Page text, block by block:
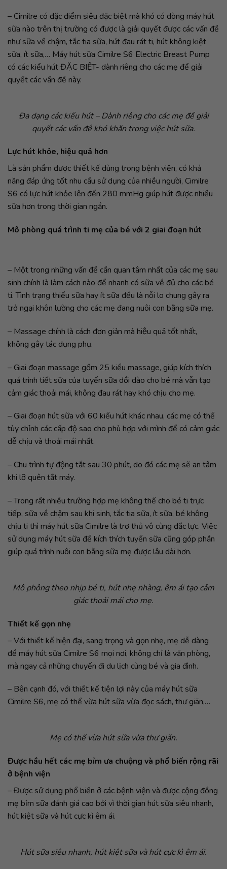
– Cimilre có đặc điểm siêu đặc biệt mà khó có dòng máy hút
sữa nào trên thị trường có được là giải quyết được các vấn đề
như sữa về chậm, tắc tia sữa, hút đau rát ti, hút không kiệt
sữa, ít sữa,… Máy hút sữa Cimilre S6 Electric Breast Pump
có các kiểu hút ĐẶC BIỆT- dành riêng cho các mẹ để giải
quyết các vấn đề này.
Đa dạng các kiểu hút – Dành riêng cho các mẹ để giải
quyết các vấn đề khó khăn trong việc hút sữa.
Lực hút khỏe, hiệu quả hơn
Là sản phẩm được thiết kế dùng trong bệnh viện, có khả
năng đáp ứng tốt nhu cầu sử dụng của nhiều người, Cimilre
S6 có lực hút khỏe lên đến 280 mmHg giúp hút được nhiều
sữa hơn trong thời gian ngắn.
Mô phòng quá trình ti mẹ của bé với 2 giai đoạn hút
– Một trong những vấn đề cần quan tâm nhất của các mẹ sau
sinh chính là làm cách nào để nhanh có sữa về đủ cho các bé
ti. Tình trạng thiếu sữa hay ít sữa đều là nỗi lo chung gây ra
trở ngại khôn lường cho các mẹ đang nuôi con bằng sữa mẹ.
– Massage chính là cách đơn giản mà hiệu quả tốt nhất,
không gây tác dụng phụ.
– Giai đoạn massage gồm 25 kiểu massage, giúp kích thích
quá trình tiết sữa của tuyến sữa dồi dào cho bé mà vẫn tạo
cảm giác thoải mái, không đau rát hay khó chịu cho mẹ.
– Giai đoạn hút sữa với 60 kiểu hút khác nhau, các mẹ có thể
tùy chỉnh các cấp độ sao cho phù hợp với mình để có cảm giác
dễ chịu và thoải mái nhất.
– Chu trình tự động tắt sau 30 phút, do đó các mẹ sẽ an tâm
khi lỡ quên tắt máy.
– Trong rất nhiều trường hợp mẹ không thể cho bé ti trực
tiếp, sữa về chậm sau khi sinh, tắc tia sữa, ít sữa, bé không
chịu ti thì máy hút sữa Cimilre là trợ thủ vô cùng đắc lực. Việc
sử dụng máy hút sữa để kích thích tuyến sữa cũng góp phần
giúp quá trình nuôi con bằng sữa mẹ được lâu dài hơn.
Mô phỏng theo nhịp bé ti, hút nhẹ nhàng, êm ái tạo cảm
giác thoải mái cho mẹ.
Thiết kế gọn nhẹ
– Với thiết kế hiện đại, sang trọng và gọn nhẹ, mẹ dễ dàng
để máy hút sữa Cimilre S6 mọi nơi, không chỉ là văn phòng,
mà ngay cả những chuyến đi du lịch cùng bé và gia đình.
– Bên cạnh đó, với thiết kế tiện lợi này của máy hút sữa
Cimilre S6, mẹ có thể vừa hút sữa vừa đọc sách, thư giãn,…
Mẹ có thể vừa hút sữa vừa thư giãn.
Được hầu hết các mẹ bỉm ưa chuộng và phổ biến rộng rãi
ở bệnh viện
– Được sử dụng phổ biến ở các bệnh viện và được cộng đồng
mẹ bỉm sữa đánh giá cao bởi vì thời gian hút sữa siêu nhanh,
hút kiệt sữa và hút cực kì êm ái.
Hút sữa siêu nhanh, hút kiệt sữa và hút cực kì êm ái.